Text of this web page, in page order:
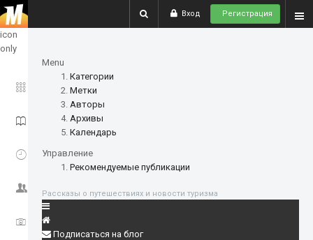
Вход Регистрация
show
icon
only
ГЛАВНОЕ
ИСТОРИИ
СОБЫТИЯ
ФОТО
Menu
Категории
Метки
Авторы
Архивы
Календарь
Управление
Рекомендуемые публикации
Рассказы о путешествиях и новости туризма
Подписаться на блог